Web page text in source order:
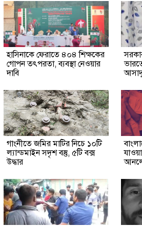
হাসিনাকে ফেরাতে ৪০৪ শিক্ষকের
গোপন তৎপরতা, ব্যবস্থা নেওয়ার
দাবি
গাংনীতে জমির মাটির নিচে ১০টি
ল্যান্ডমাইন সদৃশ বস্তু, ৫টি বক্স
উদ্ধার
আনলো